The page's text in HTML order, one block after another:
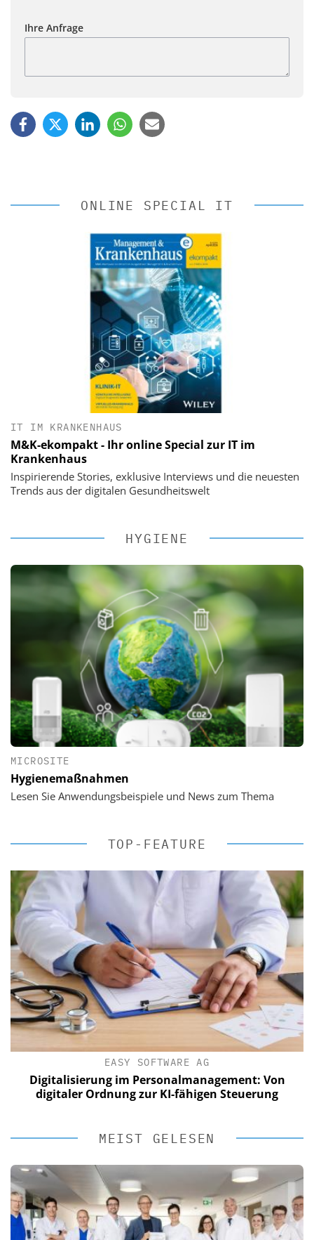
Ihre Anfrage
ONLINE SPECIAL IT
IT IM KRANKENHAUS
M&K-ekompakt - Ihr online Special zur IT im
Krankenhaus
Inspirierende Stories, exklusive Interviews und die neuesten
Trends aus der digitalen Gesundheitswelt
HYGIENE
MICROSITE
Hygienemaßnahmen
Lesen Sie Anwendungsbeispiele und News zum Thema
TOP-FEATURE
EASY SOFTWARE AG
Digitalisierung im Personalmanagement: Von
digitaler Ordnung zur KI-fähigen Steuerung
MEIST GELESEN